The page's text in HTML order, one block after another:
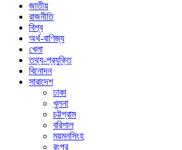
জাতীয়
রাজনীতি
বিশ্ব
অর্থ-বাণিজ্য
খেলা
তথ্য-প্রযুক্তি
বিনোদন
সারাদেশ
ঢাকা
খুলনা
চট্টগ্রাম
বরিশাল
ময়মনসিংহ
রংপুর